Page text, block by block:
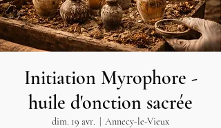
Initiation Myrophore -
huile d'onction sacrée
dim. 19 avr. Annecy-le-Vieux